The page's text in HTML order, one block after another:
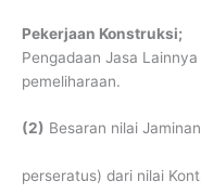
Pekerjaan Konstruksi;
Pengadaan Jasa
pemeliharaan.
(2) Besaran nilai
perseratus) dari nilai